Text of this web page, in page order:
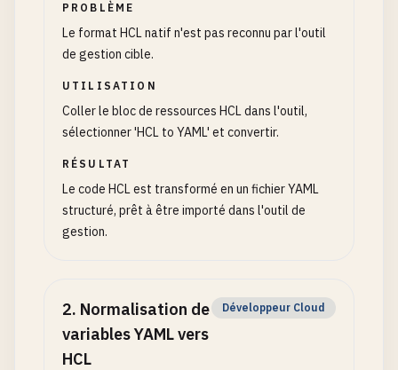
PROBLÈME
Le format HCL natif n'est pas reconnu par l'outil
de gestion cible.
UTILISATION
Coller le bloc de ressources HCL dans l'outil,
sélectionner 'HCL to YAML' et convertir.
RÉSULTAT
Le code HCL est transformé en un fichier YAML
structuré, prêt à être importé dans l'outil de
gestion.
2. Normalisation de
variables YAML vers
HCL
Développeur Cloud